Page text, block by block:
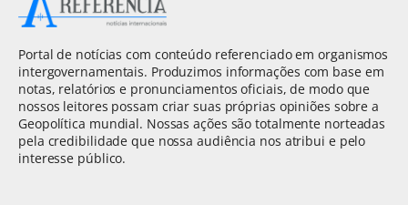
Portal de notícias com conteúdo referenciado em organismos
intergovernamentais. Produzimos informações com base em
notas, relatórios e pronunciamentos oficiais, de modo que
nossos leitores possam criar suas próprias opiniões sobre a
Geopolítica mundial. Nossas ações são totalmente norteadas
pela credibilidade que nossa audiência nos atribui e pelo
interesse público.